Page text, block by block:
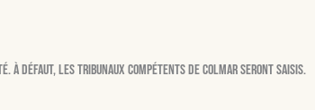
À défaut, les tribunaux compétents de Colmar seront saisis.